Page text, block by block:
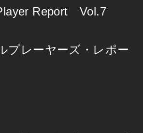
Report Vol.7
プレーヤーズ・レポー